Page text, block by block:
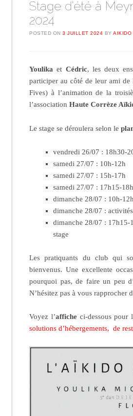
Stage d’été à
2024
POSTED ON3 JUILLET 2024 BYAIKIDO
Youlika et Cédric, les deux
participer au côté de leur ami
Fives) à l’animation de la
l’associationHaute Corrèze
Le stage se déroulera selon le
vendredi 26/07 : 18h30-
samedi 27/07 : 10h-12h
samedi 27/07 : 15h-17h
samedi 27/07 : 17h15-
dimanche 28/07 : 10h-12h
dimanche 28/07 :
dimanche 28/07 : 17h15-
stage
Les pratiquants du club qui
bienvenus. Une excellente
pourquoi pas, de faire un peu
N’hésitez pas à vous rapprocher
Voyez l’afficheci-dessous pour
solutions d’hébergements, de